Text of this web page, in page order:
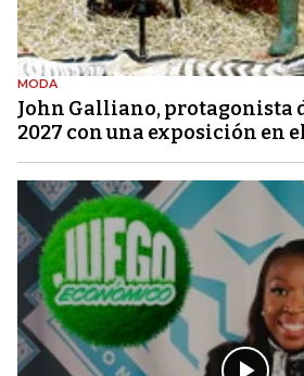
MODA
John Galliano, protagonista
2027 con una exposición en